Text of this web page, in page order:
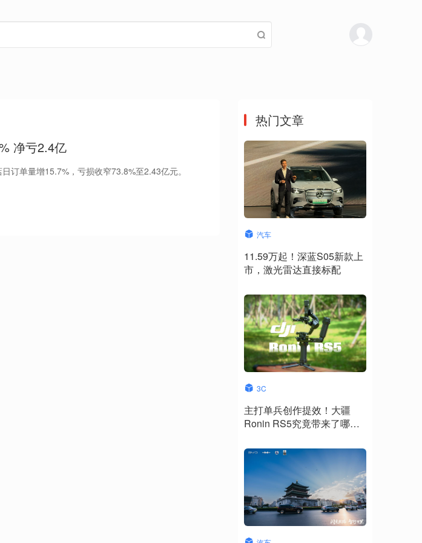
净亏2.4亿
订单量增15.7%，亏损收窄73.8%至2.43亿元。
热门文章
汽车
11.59万起！深蓝S05新款上
市，激光雷达直接标配
3C
主打单兵创作提效！大疆
Ronin RS5究竟带来了哪些